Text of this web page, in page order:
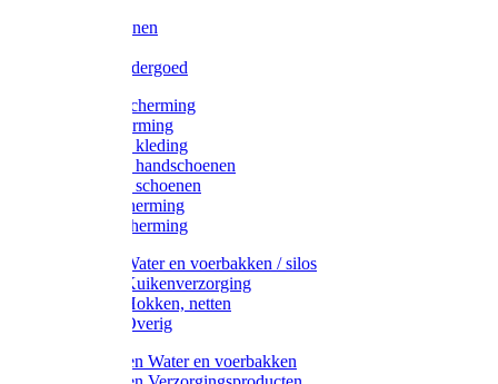
Handschoenen
Thermo ondergoed
Gehoorbescherming
Oogbescherming
Disposable kleding
Disposable handschoenen
Disposable schoenen
Mondbescherming
Hoofdbescherming
Pluimvee Water en voerbakken / silos
Pluimvee Kuikenverzorging
Pluimvee Hokken, netten
Pluimvee Overig
Knaagdieren Water en voerbakken